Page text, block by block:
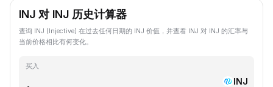
INJ 对 INJ 历史计算器
查询 INJ (Injective) 在过去任何日期的 INJ 价值，并查看 INJ 对 INJ 的汇率与
当前价格相比有何变化。
买入
INJ